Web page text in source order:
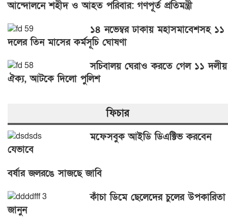
আন্দোলনে শহীদ ও আহত পরিবার: গণপূর্ত প্রতিমন্ত্রী
১৪ নভেম্বর ঢাকায় মহাসমাবেশসহ ১১
দলের তিন মাসের কর্মসূচি ঘোষণা
সচিবালয় ঘেরাও করতে গেল ১১ দলীয়
ঐক্য, আটকে দিলো পুলিশ
ফিচার
মফেসবুক আইডি ডিএক্টিভ করবেন
যেভাবে
বর্ষার জলরঙে সাজছে জাবি
কাঁচা ডিমে ছেলেদের চুলের উপকারিতা
জানুন